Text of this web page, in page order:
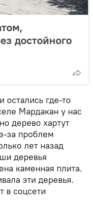
достойного
остались где-то
Мардакан у нас
дерево хартут
за проблем
лет назад
деревья
каменная плита.
эти деревья.
в соцсети